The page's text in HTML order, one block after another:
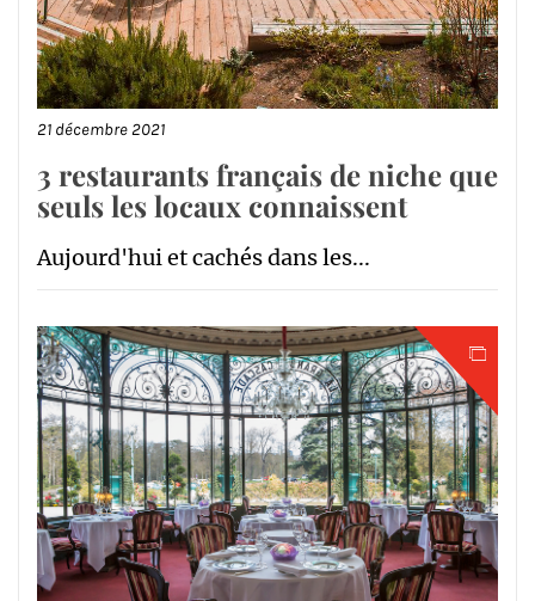
21 décembre 2021
3 restaurants français de niche que
seuls les locaux connaissent
Aujourd'hui et cachés dans les...